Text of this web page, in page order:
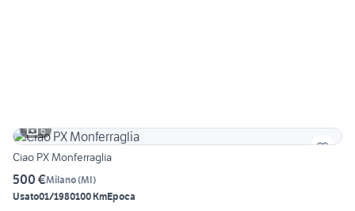
6
Ciao PX Monferraglia
500 €Milano(MI)
Usato01/1980100 KmEpoca